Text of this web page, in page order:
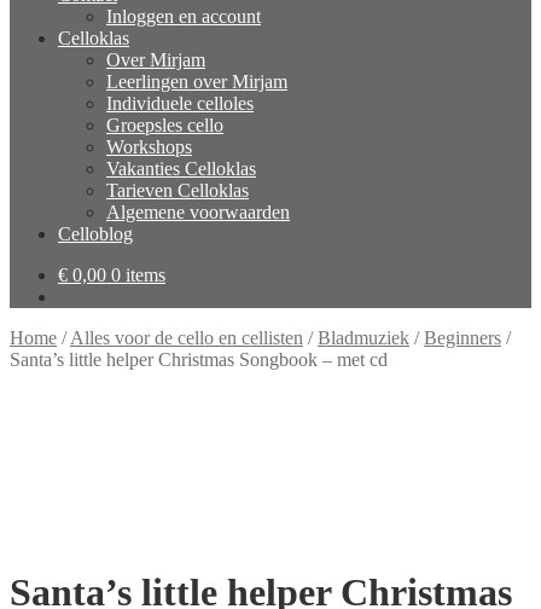
Inloggen en account
Celloklas
Over Mirjam
Leerlingen over Mirjam
Individuele celloles
Groepsles cello
Workshops
Vakanties Celloklas
Tarieven Celloklas
Algemene voorwaarden
Celloblog
€ 0,00 0 items
Home /Alles voor de cello en cellisten /Bladmuziek /Beginners /
Santa’s little helper Christmas Songbook – met cd
Santa’s little helper Christmas